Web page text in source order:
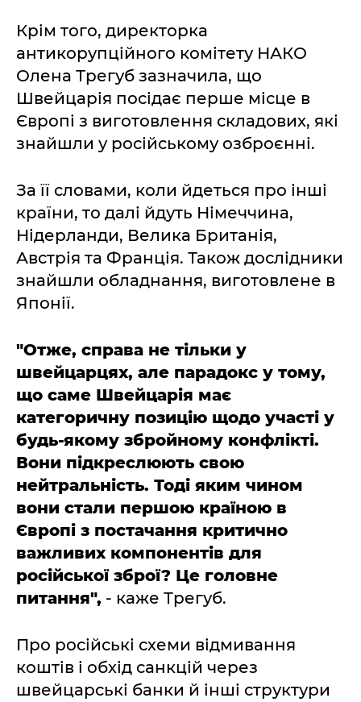
Крім того, директорка
антикорупційного комітету НАКО
Олена Трегуб зазначила, що
Швейцарія посідає перше місце в
Європі з виготовлення складових, які
знайшли у російському озброєнні.
За її словами, коли йдеться про інші
країни, то далі йдуть Німеччина,
Нідерланди, Велика Британія,
Австрія та Франція. Також дослідники
знайшли обладнання, виготовлене в
Японії.
"Отже, справа не тільки у
швейцарцях, але парадокс у тому,
що саме Швейцарія має
категоричну позицію щодо участі у
будь-якому збройному конфлікті.
Вони підкреслюють свою
нейтральність. Тоді яким чином
вони стали першою країною в
Європі з постачання критично
важливих компонентів для
російської зброї? Це головне
питання", - каже Трегуб.
Про російські схеми відмивання
коштів і обхід санкцій через
швейцарські банки й інші структури